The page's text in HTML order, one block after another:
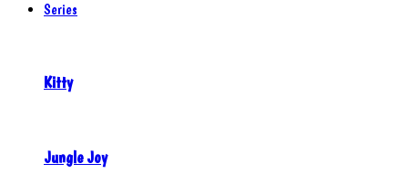
Series
Kitty
Jungle Joy